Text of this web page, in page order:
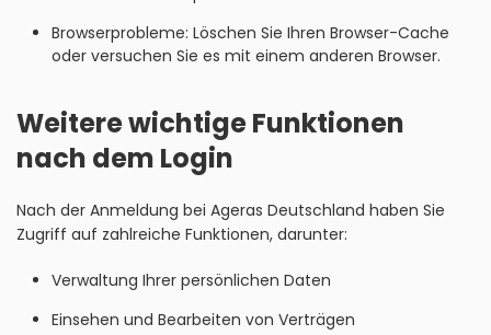
Browserprobleme: Löschen Sie Ihren Browser-Cache
oder versuchen Sie es mit einem anderen Browser.
Weitere wichtige Funktionen
nach dem Login
Nach der Anmeldung bei Ageras Deutschland haben Sie
Zugriff auf zahlreiche Funktionen, darunter:
Verwaltung Ihrer persönlichen Daten
Einsehen und Bearbeiten von Verträgen